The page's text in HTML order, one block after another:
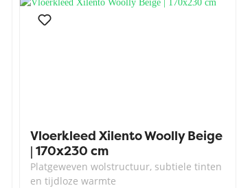
Vloerkleed Xilento Woolly Beige
| 170x230 cm
Platgeweven wolstructuur, subtiele tinten
en tijdloze warmte